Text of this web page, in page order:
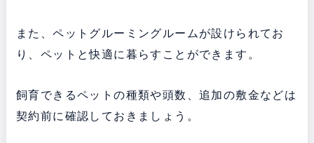
また、ペットグルーミングルームが設けられてお
り、ペットと快適に暮らすことができます。
飼育できるペットの種類や頭数、追加の敷金などは
契約前に確認しておきましょう。